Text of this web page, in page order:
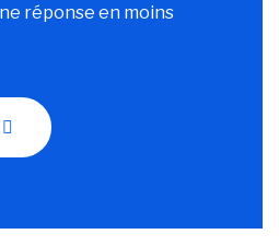
réponse en moins